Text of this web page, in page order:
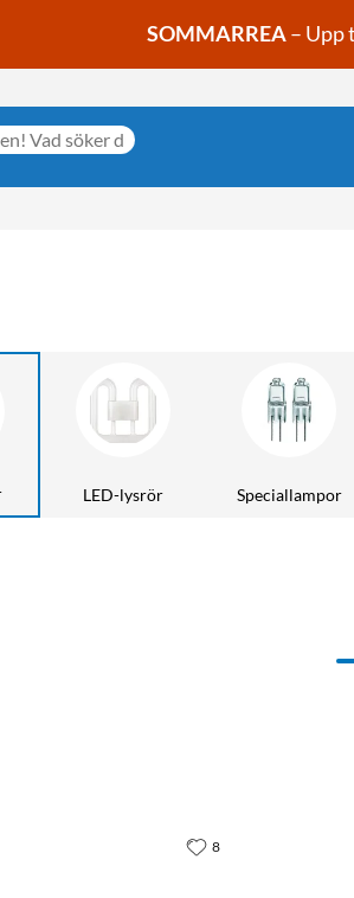
SOMMARREA– Upp
LED-lysrör Speciallampor
8